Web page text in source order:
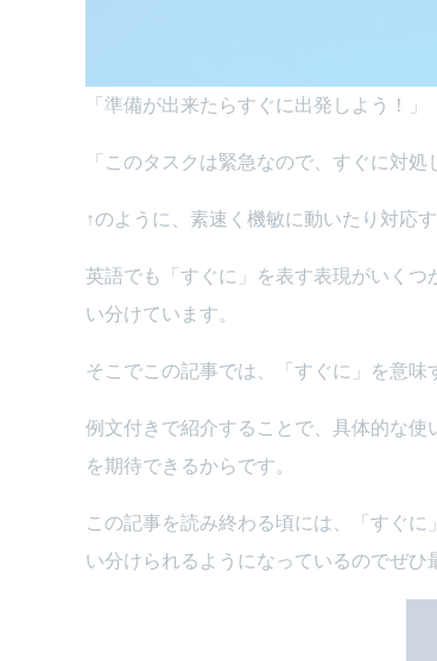
「準備が出来たらすぐに出発しよう！」
「このタスクは緊急なので、すぐに対処
↑のように、素速く機敏に動いたり対応
英語でも「すぐに」を表す表現がいく
い分けています。
そこでこの記事では、「すぐに」を意味
例文付きで紹介することで、具体的な
を期待できるからです。
この記事を読み終わる頃には、「すぐ
い分けられるようになっているのでぜひ